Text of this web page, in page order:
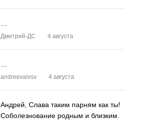
Дмитрий-ДС 4 августа
andreevaivsv 4 августа
Андрей, Слава таким парням как ты!
Соболезнование родным и близким.